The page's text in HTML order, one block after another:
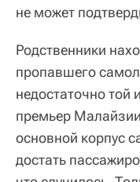
не может
Родственники
пропавшего
недостаточно той
премьер
основной корпус
достать